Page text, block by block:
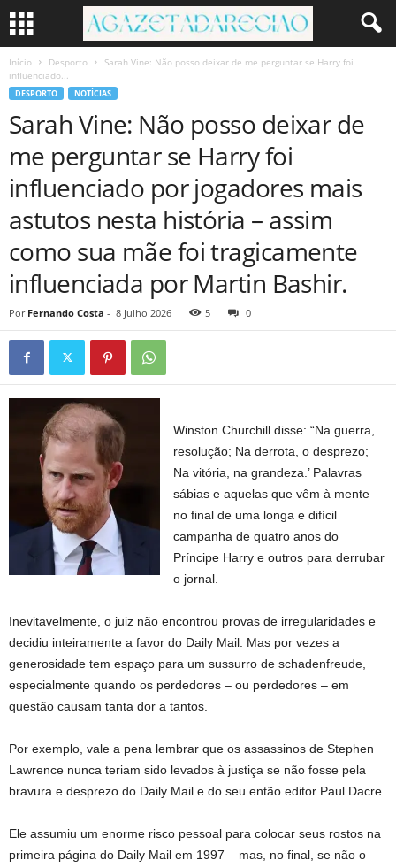
Início Desporto
Sarah Vine: Não posso deixar de me perguntar se Harry foi
influenciado...
DESPORTO NOTÍCIAS
Sarah Vine: Não posso deixar de
me perguntar se Harry foi
influenciado por jogadores mais
astutos nesta história – assim
como sua mãe foi tragicamente
influenciada por Martin Bashir.
Por Fernando Costa - 8 Julho 2026 5 0
Winston Churchill disse: “Na guerra,
resolução; Na derrota, o desprezo;
Na vitória, na grandeza.’ Palavras
sábias e aquelas que vêm à mente
no final de uma longa e difícil
campanha de quatro anos do
Príncipe Harry e outros para derrubar
o jornal.
Inevitavelmente, o juiz não encontrou provas de irregularidades e
decidiu inteiramente a favor do Daily Mail. Mas por vezes a
generosidade tem espaço para um sussurro de schadenfreude,
especialmente quando os perdedores – ou perdedores – em
questão causam tanta dor a tantos.
Por exemplo, vale a pena lembrar que os assassinos de Stephen
Lawrence nunca teriam sido levados à justiça se não fosse pela
bravura e desprezo do Daily Mail e do seu então editor Paul Dacre.
Ele assumiu um enorme risco pessoal para colocar seus rostos na
primeira página do Daily Mail em 1997 – mas, no final, se não o